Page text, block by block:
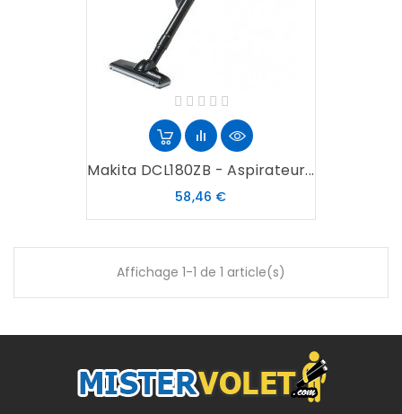
Makita DCL180ZB - Aspirateur...
58,46 €Prix
Affichage 1-1 de 1 article(s)